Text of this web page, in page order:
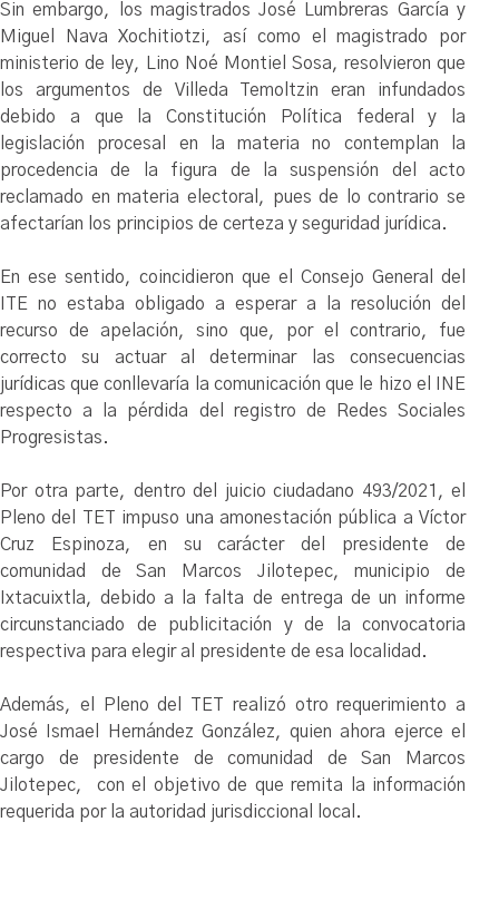
Sin embargo, los magistrados José Lumbreras García y
Miguel Nava Xochitiotzi, así como el magistrado por
ministerio de ley, Lino Noé Montiel Sosa, resolvieron que
los argumentos de Villeda Temoltzin eran infundados
debido a que la Constitución Política federal y la
legislación procesal en la materia no contemplan la
procedencia de la figura de la suspensión del acto
reclamado en materia electoral, pues de lo contrario se
afectarían los principios de certeza y seguridad jurídica.
En ese sentido, coincidieron que el Consejo General del
ITE no estaba obligado a esperar a la resolución del
recurso de apelación, sino que, por el contrario, fue
correcto su actuar al determinar las consecuencias
jurídicas que conllevaría la comunicación que le hizo el INE
respecto a la pérdida del registro de Redes Sociales
Progresistas.
Por otra parte, dentro del juicio ciudadano 493/2021, el
Pleno del TET impuso una amonestación pública a Víctor
Cruz Espinoza, en su carácter del presidente de
comunidad de San Marcos Jilotepec, municipio de
Ixtacuixtla, debido a la falta de entrega de un informe
circunstanciado de publicitación y de la convocatoria
respectiva para elegir al presidente de esa localidad.
Además, el Pleno del TET realizó otro requerimiento a
José Ismael Hernández González, quien ahora ejerce el
cargo de presidente de comunidad de San Marcos
Jilotepec, con el objetivo de que remita la información
requerida por la autoridad jurisdiccional local.